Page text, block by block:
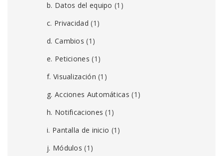
b. Datos del equipo (1)
c. Privacidad (1)
d. Cambios (1)
e. Peticiones (1)
f. Visualización (1)
g. Acciones Automáticas (1)
h. Notificaciones (1)
i. Pantalla de inicio (1)
j. Módulos (1)